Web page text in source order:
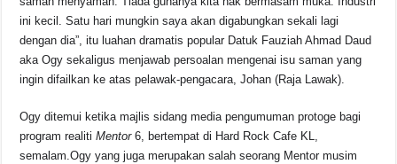
ini kecil. Satu hari mungkin saya akan digabungkan sekali lagi
dengan dia”, itu luahan dramatis popular Datuk Fauziah Ahmad Daud
aka Ogy sekaligus menjawab persoalan mengenai isu saman yang
ingin difailkan ke atas pelawak-pengacara, Johan (Raja Lawak).
Ogy ditemui ketika majlis sidang media pengumuman protoge bagi
program realitiMentor6, bertempat di Hard Rock Cafe KL,
semalam.Ogy yang juga merupakan salah seorang Mentor musim